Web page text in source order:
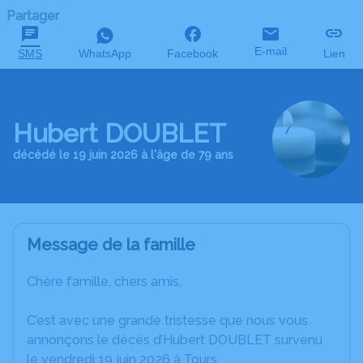
Partager
SMS WhatsApp Facebook E-mail Lien
Hubert DOUBLET
décédé le 19 juin 2026 à l'âge de 79 ans
Message de la famille
Chère famille, chers amis,
C’est avec une grande tristesse que nous vous
annonçons le décès d’Hubert DOUBLET survenu
le vendredi 19 juin 2026 à Tours.